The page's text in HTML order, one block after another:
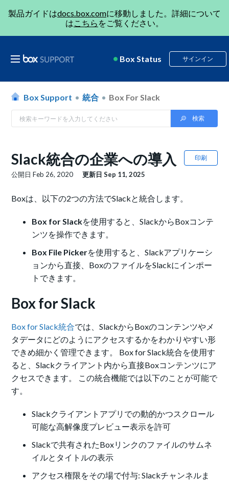
製品ガイドはdocs.box.comに移動しました。詳細について
はこちら をご覧ください。
Box Status サインイン
Box Support 統合 Box For Slack
印刷
Slack統合の企業への導入
公開日Feb 26, 2020 更新日Sep 11, 2025
Boxは、以下の2つの方法でSlackと統合します。
Box for Slackを使用すると、SlackからBoxコンテ
ンツを操作できます。
Box File Pickerを使用すると、Slackアプリケーシ
ョンから直接、BoxのファイルをSlackにインポー
トできます。
Box for Slack
Box for Slack統合では、SlackからBoxのコンテンツやメ
タデータにどのようにアクセスするかをわかりやすい形
できめ細かく管理できます。 Box for Slack統合を使用す
ると、Slackクライアント内から直接Boxコンテンツにア
クセスできます。 この統合機能では以下のことが可能で
す。
Slackクライアントアプリでの動的かつスクロール
可能な高解像度プレビュー表示を許可
Slackで共有されたBoxリンクのファイルのサムネ
イルとタイトルの表示
アクセス権限をその場で付与: Slackチャンネルま